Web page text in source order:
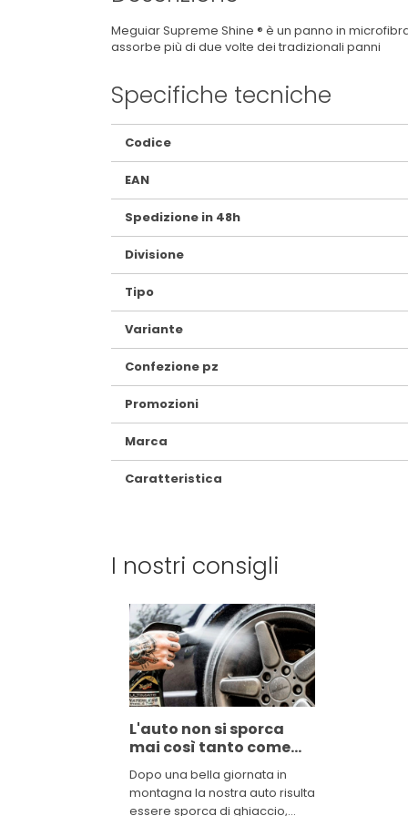
Meguiar Supreme Shine ® è un panno in
assorbe più di due volte dei tradizionali panni
Specifiche tecniche
Maggiori
Informazioni
Codice
EAN
Spedizione in 48h
Divisione
Tipo
Variante
Confezione pz
Promozioni
Marca
Caratteristica
I nostri consigli
L'auto non si sporca
mai così tanto come
quando vai in
montagna
Dopo una bella giornata in
montagna la nostra auto risulta
essere sporca di ghiaccio,